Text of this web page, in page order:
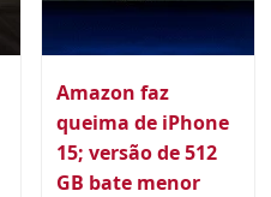
Amazon faz
queima de iPhone
15; versão de 512
GB bate menor